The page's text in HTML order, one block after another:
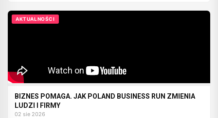
AKTUALNOŚCI
BIZNES POMAGA. JAK POLAND BUSINESS RUN ZMIENIA
LUDZI I FIRMY
02 sie 2026